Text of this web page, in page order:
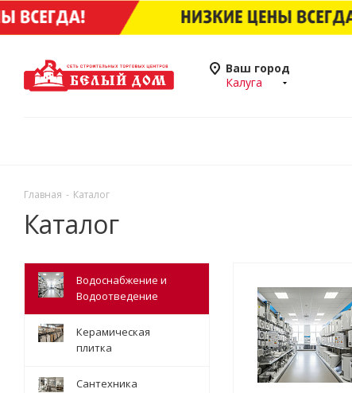
Ваш город
Калуга
Главная - Каталог
Каталог
Водоснабжение и
Водоотведение
Керамическая
плитка
Сантехника